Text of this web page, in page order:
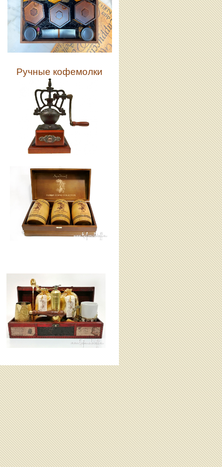
Ручные кофемолки